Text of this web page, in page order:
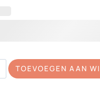
TOEVOEGEN AAN